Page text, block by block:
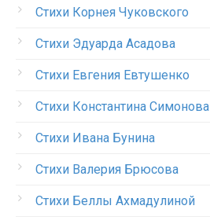
Стихи Корнея Чуковского
Стихи Эдуарда Асадова
Стихи Евгения Евтушенко
Стихи Константина Симонова
Стихи Ивана Бунина
Стихи Валерия Брюсова
Стихи Беллы Ахмадулиной